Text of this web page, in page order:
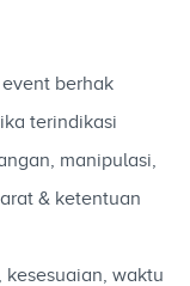
berhak
terindikasi
manipulasi,
& ketentuan
kesesuaian, waktu